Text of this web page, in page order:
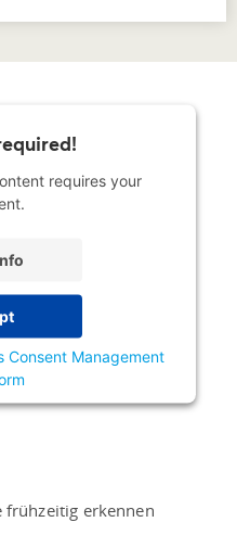
requires your
Consent Management
frühzeitig erkennen